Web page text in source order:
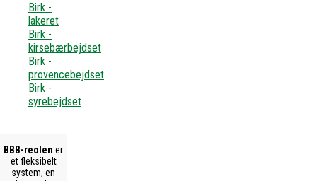
Birk -
lakeret
Birk -
kirsebærbejdset
Birk -
provencebejdset
Birk -
syrebejdset
BBB-reolen er
et fleksibelt
system, en